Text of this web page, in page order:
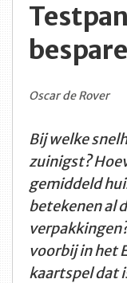
Oscar de Rover
Bij welke
zuinigst?
gemiddeld
betekenen al
voorbij in het
kaartspel dat